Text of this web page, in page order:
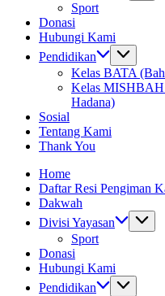
Sport
Donasi
Hubungi Kami
Pendidikan
Kelas BATA
Kelas MISHBAH
Hadana)
Sosial
Tentang Kami
Thank You
Home
Daftar Resi Pengiman
Dakwah
Divisi Yayasan
Sport
Donasi
Hubungi Kami
Pendidikan